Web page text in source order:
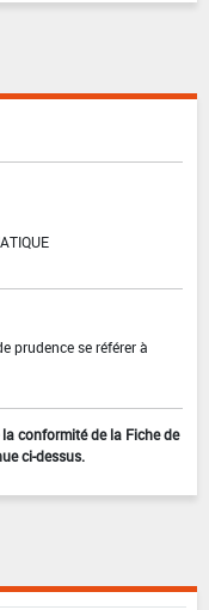
prudence se référer à
conformité de la Fiche de
ci-dessus.